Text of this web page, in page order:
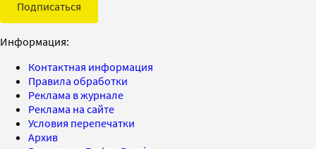
Подписаться
Информация:
Контактная информация
Правила обработки
Реклама в журнале
Реклама на сайте
Условия перепечатки
Архив